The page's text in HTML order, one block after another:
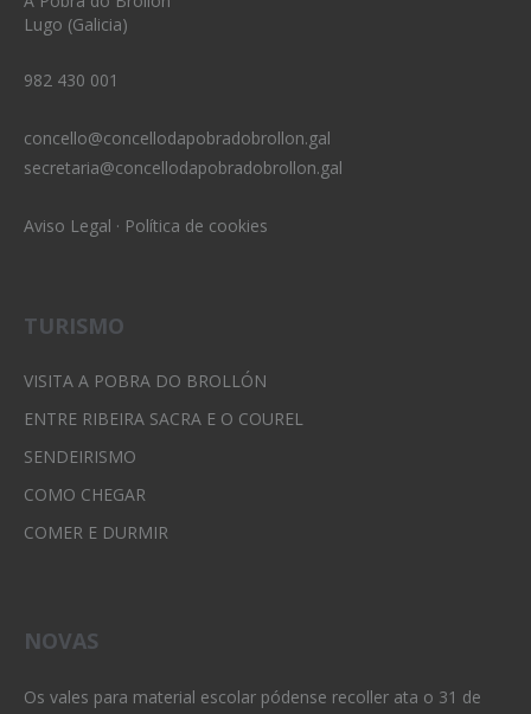
Lugo (Galicia)
982 430 001
concello@concellodapobradobrollon.gal
secretaria@concellodapobradobrollon.gal
Aviso Legal · Política de cookies
TURISMO
VISITA A POBRA DO BROLLÓN
ENTRE RIBEIRA SACRA E O COUREL
SENDEIRISMO
COMO CHEGAR
COMER E DURMIR
NOVAS
Os vales para material escolar pódense recoller ata o 31 de